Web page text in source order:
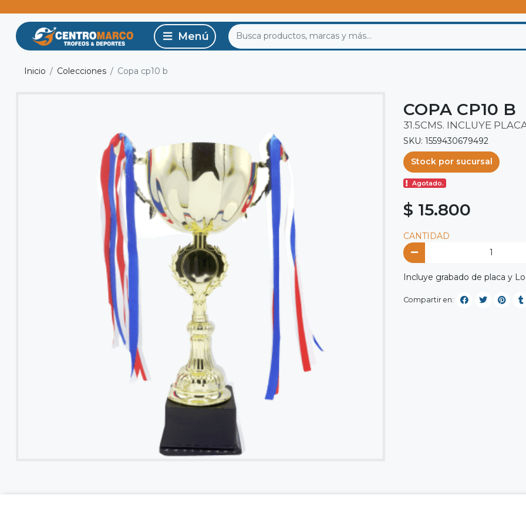
Inicio Colecciones Copa cp10 b
COPA CP10 B
31.5CMS. INCLUYE
SKU: 1559430679492
Stock por sucursal
Agotado.
$ 15.800
CANTIDAD
Incluye grabado de placa y
Compartir en: